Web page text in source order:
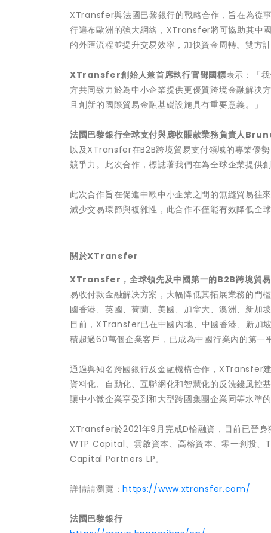
XTransfer與法國巴黎銀行的戰略合作，旨在為從
行遍布歐洲的強大網絡，XTransfer將可協助其中
的外匯流程並提升交易效率，加快資金周轉。雙方
XTransfer創始人兼首席執行官鄧國標表示：「
方共同致力於為中小企業提供更優質跨境金融解决
且創新的國際貿易金融基礎設施具有重要意義。」
法國巴黎銀行全球支付與應收賬款業務負責人
以及XTransfer在B2B跨境貿易支付領域的專業優
競爭力。此次合作，標誌著我們在為全球企業提供
此次合作旨在促進中歐中小企業之間的無縫貿易往
減少交易環節與複雜性，此合作不僅能有效降低全
關於XTransfer
XTransfer，全球領先及中國第一的B2B跨境貿易
易收付款金融解决方案，大幅降低其拓展業務的門
國香港、英國、荷蘭、美國、加拿大、澳洲、新加
目前，XTransfer已在中國內地、中國香港、新加
積超過60萬個企業客戶，已成為中國行業內的第一
通過與知名跨國銀行及金融機構合作，XTransfer
資料化、自動化、互聯網化和智慧化的反洗錢風控
讓中小微企業享受到和大型跨國集團企業同等水準的
XTransfer於2021年9月完成D輪融資，目前已晉
WTP Capital、雲啟資本、高榕資本、零一創投
Capital Partners LP。
詳情請瀏覽：https://www.xtransfer.com/
法國巴黎銀行